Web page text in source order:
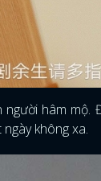
hâm mộ.
không xa.